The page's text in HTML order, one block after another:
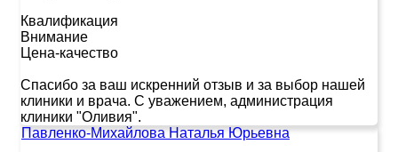
Квалификация
Внимание
Цена-качество
Спасибо за ваш искренний отзыв и за выбор нашей
клиники и врача. С уважением, администрация
клиники "Оливия".
Павленко-Михайлова Наталья Юрьевна